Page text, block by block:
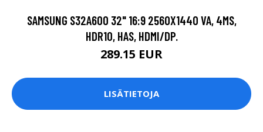
SAMSUNG S32A600 32" 16:9 2560X1440 VA, 4MS,
HDR10, HAS, HDMI/DP.
289.15 EUR
LISÄTIETOJA